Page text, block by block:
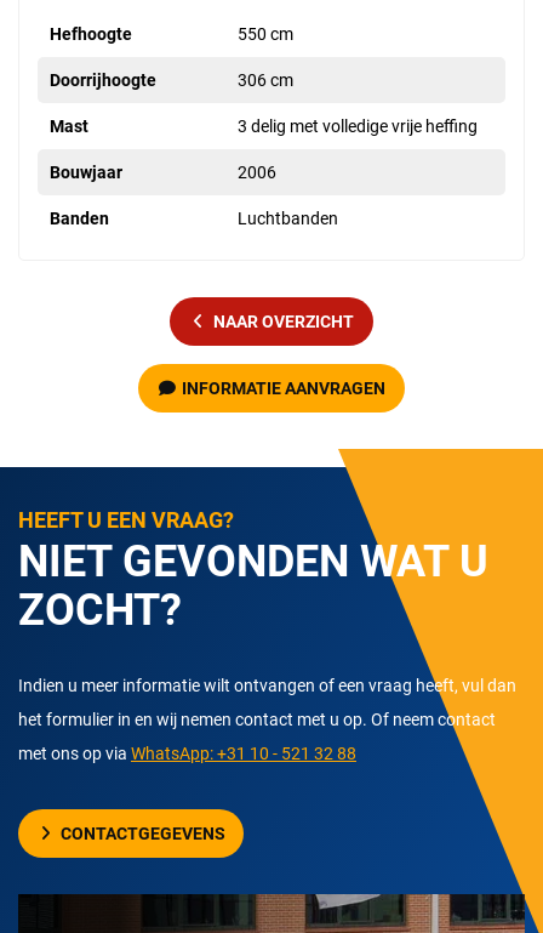
Hefhoogte 550 cm
Doorrijhoogte 306 cm
Mast 3 delig met volledige vrije heffing
Bouwjaar 2006
Banden Luchtbanden
NAAR OVERZICHT
INFORMATIE AANVRAGEN
HEEFT U EEN VRAAG?
NIET GEVONDEN WAT U
ZOCHT?
Indien u meer informatie wilt ontvangen of een vraag heeft, vul dan
het formulier in en wij nemen contact met u op. Of neem contact
met ons op via WhatsApp: +31 10 - 521 32 88
CONTACTGEGEVENS